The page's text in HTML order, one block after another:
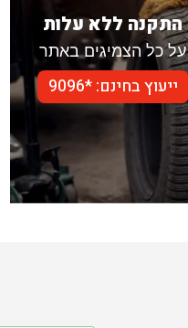
התקנה ללא עלות
על כל הצמיגים באתר
ייעוץ בחינם: *9096